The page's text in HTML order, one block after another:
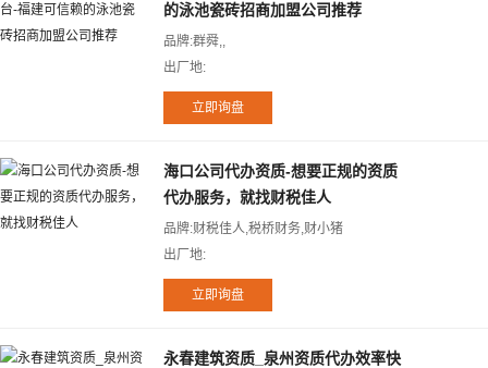
的泳池瓷砖招商加盟公司推荐
品牌:群舜,,
出厂地:
海口公司代办资质-想要正规的资质
代办服务，就找财税佳人
品牌:财税佳人,税桥财务,财小猪
出厂地:
永春建筑资质_泉州资质代办效率快